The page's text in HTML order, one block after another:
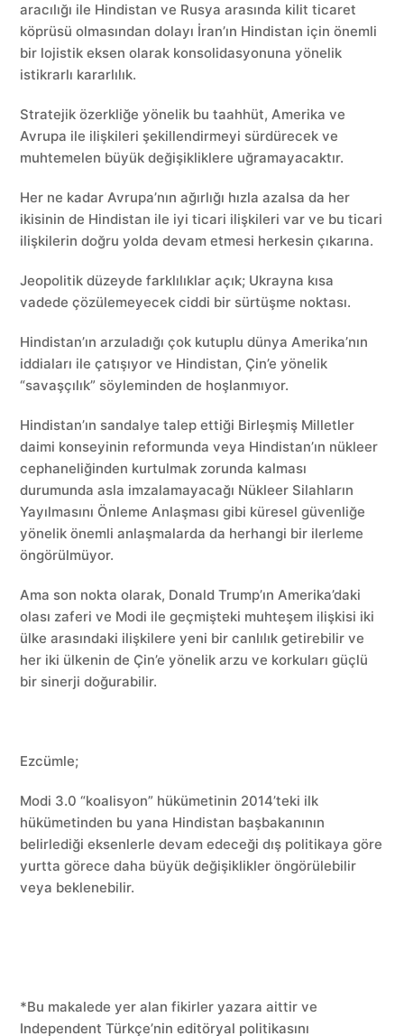
aracılığı ile Hindistan ve Rusya arasında kilit ticaret
köprüsü olmasından dolayı İran’ın Hindistan için önemli
bir lojistik eksen olarak konsolidasyonuna yönelik
istikrarlı kararlılık.
Stratejik özerkliğe yönelik bu taahhüt, Amerika ve
Avrupa ile ilişkileri şekillendirmeyi sürdürecek ve
muhtemelen büyük değişikliklere uğramayacaktır.
Her ne kadar Avrupa’nın ağırlığı hızla azalsa da her
ikisinin de Hindistan ile iyi ticari ilişkileri var ve bu ticari
ilişkilerin doğru yolda devam etmesi herkesin çıkarına.
Jeopolitik düzeyde farklılıklar açık; Ukrayna kısa
vadede çözülemeyecek ciddi bir sürtüşme noktası.
Hindistan’ın arzuladığı çok kutuplu dünya Amerika’nın
iddiaları ile çatışıyor ve Hindistan, Çin’e yönelik
“savaşçılık” söyleminden de hoşlanmıyor.
Hindistan’ın sandalye talep ettiği Birleşmiş Milletler
daimi konseyinin reformunda veya Hindistan’ın nükleer
cephaneliğinden kurtulmak zorunda kalması
durumunda asla imzalamayacağı Nükleer Silahların
Yayılmasını Önleme Anlaşması gibi küresel güvenliğe
yönelik önemli anlaşmalarda da herhangi bir ilerleme
öngörülmüyor.
Ama son nokta olarak, Donald Trump’ın Amerika’daki
olası zaferi ve Modi ile geçmişteki muhteşem ilişkisi iki
ülke arasındaki ilişkilere yeni bir canlılık getirebilir ve
her iki ülkenin de Çin’e yönelik arzu ve korkuları güçlü
bir sinerji doğurabilir.
Ezcümle;
Modi 3.0 “koalisyon” hükümetinin 2014’teki ilk
hükümetinden bu yana Hindistan başbakanının
belirlediği eksenlerle devam edeceği dış politikaya göre
yurtta görece daha büyük değişiklikler öngörülebilir
veya beklenebilir.
*Bu makalede yer alan fikirler yazara aittir ve
Independent Türkçe’nin editöryal politikasını